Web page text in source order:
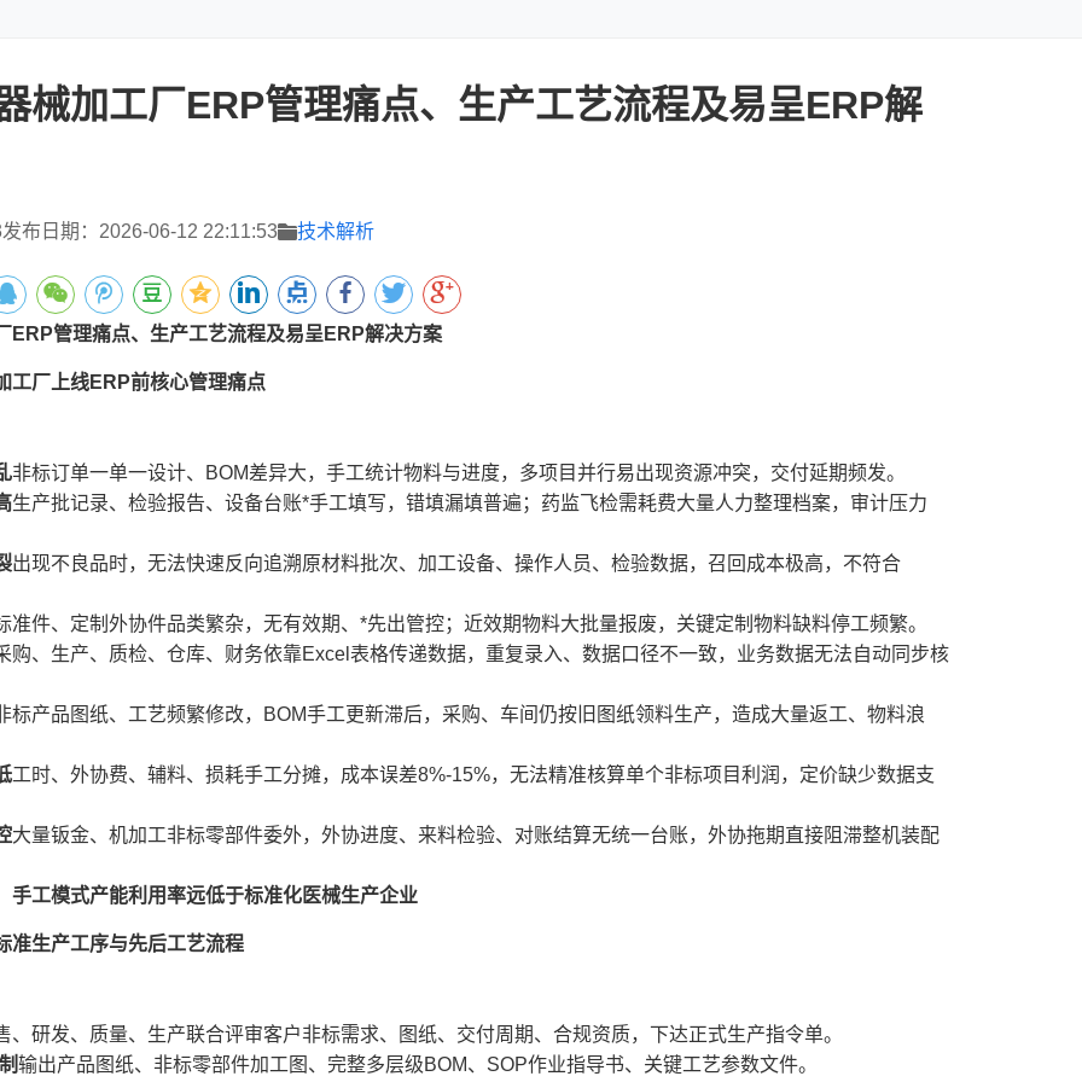
械加工厂ERP管理痛点、生产工艺流程及易呈ERP解
发布日期：2026-06-12 22:11:53 技术解析
ERP管理痛点、生产工艺流程及易呈ERP解决方案
工厂上线ERP前核心管理痛点
非标订单一单一设计、BOM差异大，手工统计物料与进度，多项目并行易出现资源冲突，交付延期频发。
生产批记录、检验报告、设备台账*手工填写，错填漏填普遍；药监飞检需耗费大量人力整理档案，审计压力
出现不良品时，无法快速反向追溯原材料批次、加工设备、操作人员、检验数据，召回成本极高，不符合
准件、定制外协件品类繁杂，无有效期、*先出管控；近效期物料大批量报废，关键定制物料缺料停工频繁。
购、生产、质检、仓库、财务依靠Excel表格传递数据，重复录入、数据口径不一致，业务数据无法自动同步核
标产品图纸、工艺频繁修改，BOM手工更新滞后，采购、车间仍按旧图纸领料生产，造成大量返工、物料浪
工时、外协费、辅料、损耗手工分摊，成本误差8%-15%，无法精准核算单个非标项目利润，定价缺少数据支
大量钣金、机加工非标零部件委外，外协进度、来料检验、对账结算无统一台账，外协拖期直接阻滞整机装配
手工模式产能利用率远低于标准化医械生产企业
准生产工序与先后工艺流程
、研发、质量、生产联合评审客户非标需求、图纸、交付周期、合规资质，下达正式生产指令单。
输出产品图纸、非标零部件加工图、完整多层级BOM、SOP作业指导书、关键工艺参数文件。